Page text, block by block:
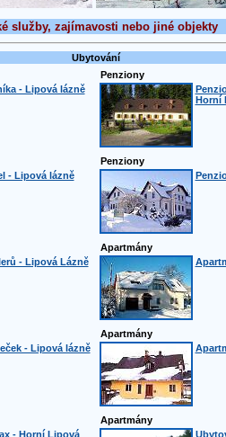
služby, zajímavosti nebo jiné objekty
Ubytování
- Lipová lázně
Penziony
Horní
- Lipová lázně
Penziony
- Lipová Lázně
Apartmány
- Lipová lázně
Apartmány
- Horní Lipová
Apartmány